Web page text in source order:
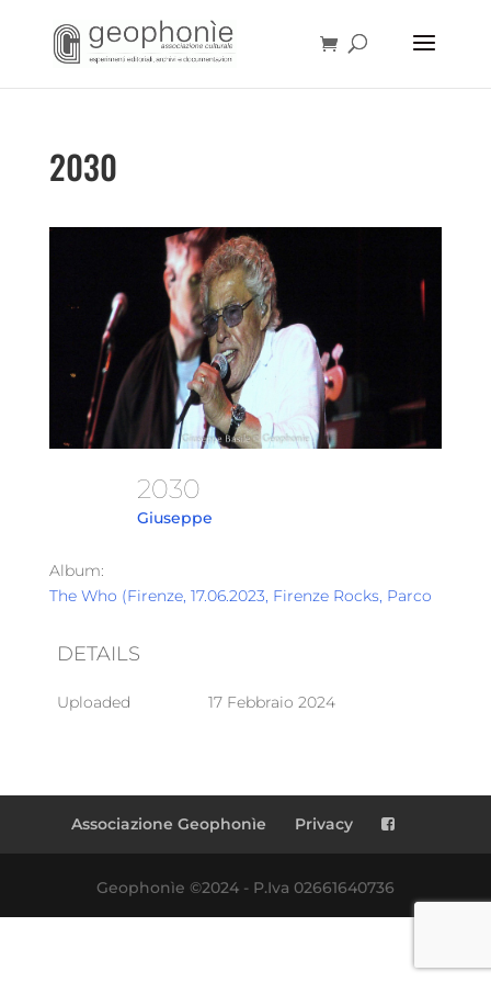
2030
2030
Giuseppe
Album:
The Who (Firenze, 17.06.2023, Firenze Rocks, Parco
DETAILS
Uploaded 17 Febbraio 2024
Associazione Geophonìe Privacy
Geophonìe ©2024 - P.Iva 02661640736